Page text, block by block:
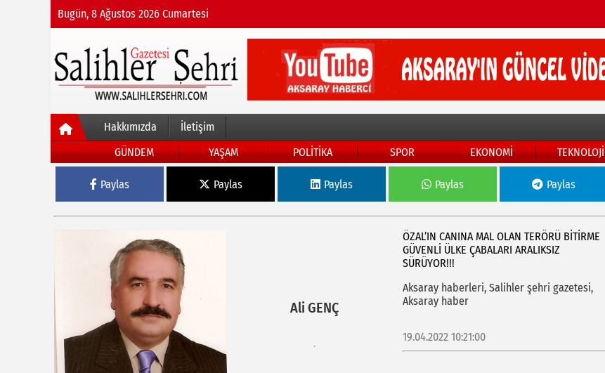
Bugün, 8 Ağustos 2026 Cumartesi
Hakkımızda
İletişim
GÜNDEM
YAŞAM POLİTİKA SPOR EKONOMİ TEKNOLOJİ
Paylas Paylas Paylas Paylas Paylas
Ali GENÇ
ÖZAL’IN CANINA MAL OLAN TERÖRÜ BİTİRME
GÜVENLİ ÜLKE ÇABALARI ARALIKSIZ
SÜRÜYOR!!!
Aksaray haberleri, Salihler şehri gazetesi,
Aksaray haber
19.04.2022 10:21:00